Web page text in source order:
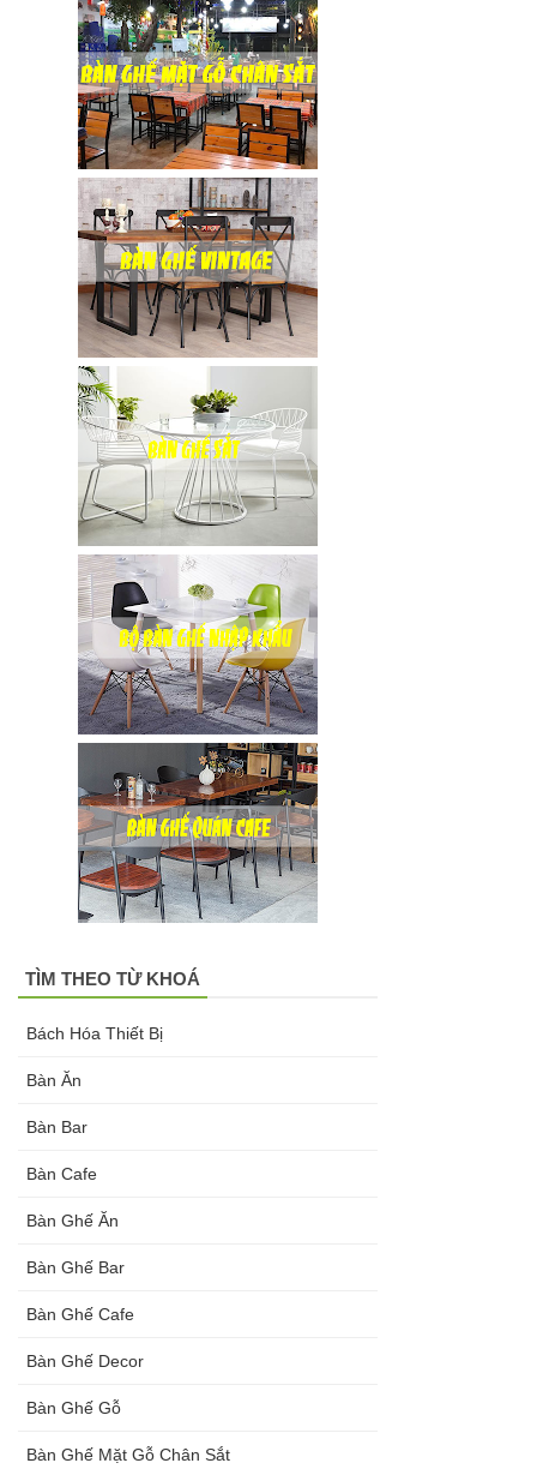
tĩnh điện
màu đen,
TÌM THEO TỪ KHOÁ
Bách Hóa Thiết Bị
Bàn Ăn
Bàn Bar
Bàn Cafe
Bàn Ghế Ăn
Bàn Ghế Bar
Bàn Ghế Cafe
Bàn Ghế Decor
Bàn Ghế Gỗ
Bàn Ghế Mặt Gỗ Chân Sắt